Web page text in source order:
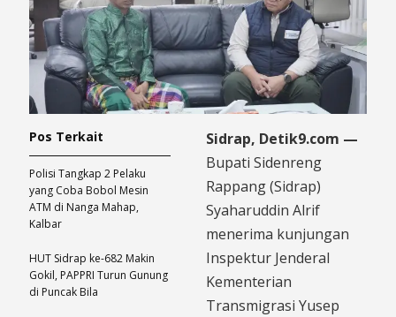
Sidrap, Detik9.com —
Bupati Sidenreng
Rappang (Sidrap)
Syaharuddin Alrif
menerima kunjungan
Inspektur Jenderal
Kementerian
Transmigrasi Yusep
Pos Terkait
Polisi Tangkap 2 Pelaku
yang Coba Bobol Mesin
ATM di Nanga Mahap,
Kalbar
HUT Sidrap ke-682 Makin
Gokil, PAPPRI Turun Gunung
di Puncak Bila